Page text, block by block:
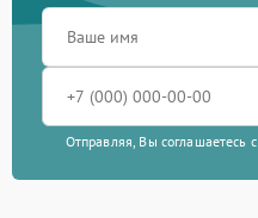
Отправляя, Вы соглашаетесь с